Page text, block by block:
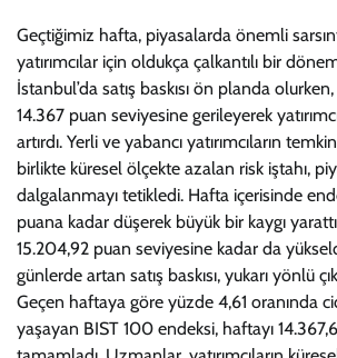
Geçtiğimiz hafta, piyasalarda önemli
yatırımcılar için oldukça çalkantılı bir
İstanbul’da satış baskısı ön planda
14.367 puan seviyesine gerileyerek
artırdı. Yerli ve yabancı yatırımcıların
birlikte küresel ölçekte azalan risk iştahı,
dalgalanmayı tetikledi. Hafta içerisinde
puana kadar düşerek büyük bir kaygı
15.204,92 puan seviyesine kadar da
günlerde artan satış baskısı, yukarı yönlü
Geçen haftaya göre yüzde 4,61 oranında
yaşayan BIST 100 endeksi, haftayı